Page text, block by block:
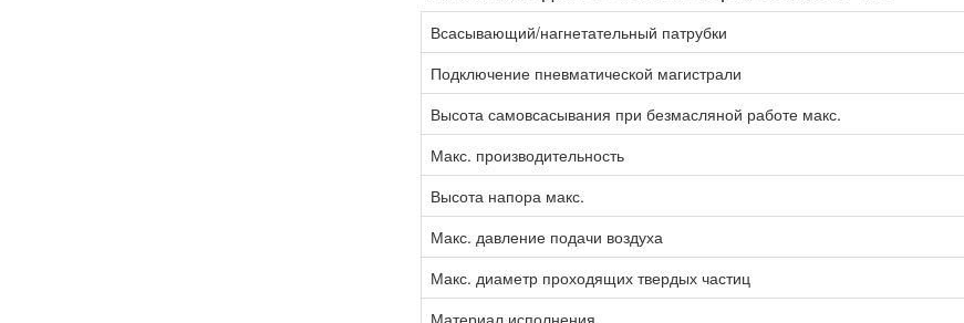
Всасывающий/нагнетательный патрубки
Подключение пневматической магистрали
Высота самовсасывания при безмасляной работе макс.
Макс. производительность
Высота напора макс.
Макс. давление подачи воздуха
Макс. диаметр проходящих твердых частиц
Материал исполнения